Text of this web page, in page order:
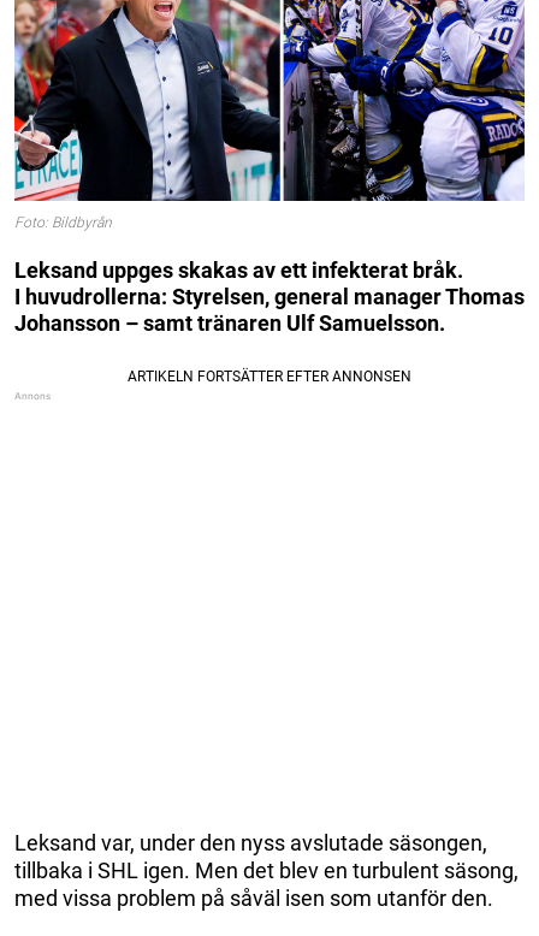
Foto: Bildbyrån
Leksand uppges skakas av ett infekterat bråk.
I huvudrollerna: Styrelsen, general manager Thomas
Johansson – samt tränaren Ulf Samuelsson.
Leksand var, under den nyss avslutade säsongen,
tillbaka i SHL igen. Men det blev en turbulent säsong,
med vissa problem på såväl isen som utanför den.